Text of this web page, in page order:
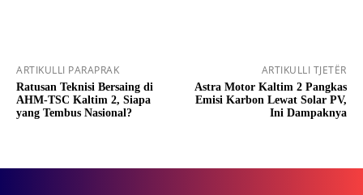
ARTIKULLI PARAPRAK
Ratusan Teknisi Bersaing di
AHM-TSC Kaltim 2, Siapa
yang Tembus Nasional?
ARTIKULLI TJETËR
Astra Motor Kaltim 2 Pangkas
Emisi Karbon Lewat Solar PV,
Ini Dampaknya